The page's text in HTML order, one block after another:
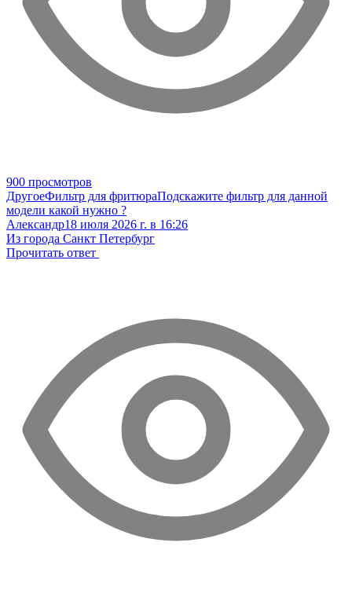
900 просмотров
ДругоеФильтр для фритюраПодскажите фильтр для данной
модели какой нужно ?
Александр18 июля 2026 г. в 16:26
Из города Санкт Петербург
Прочитать ответ